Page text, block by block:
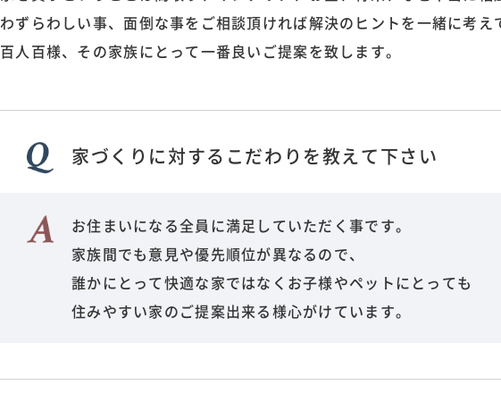
わずらわしい事、面倒な事をご相談頂ければ解決のヒントを一緒に考え
百人百様、その家族にとって一番良いご提案を致します。
家づくりに対するこだわりを教えて下さい
お住まいになる全員に満足していただく事です。
家族間でも意見や優先順位が異なるので、
誰かにとって快適な家ではなくお子様やペットにとっても
住みやすい家のご提案出来る様心がけています。